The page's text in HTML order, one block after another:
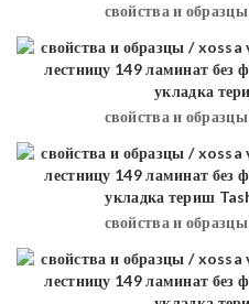
свойства и
свойства и
свойства и